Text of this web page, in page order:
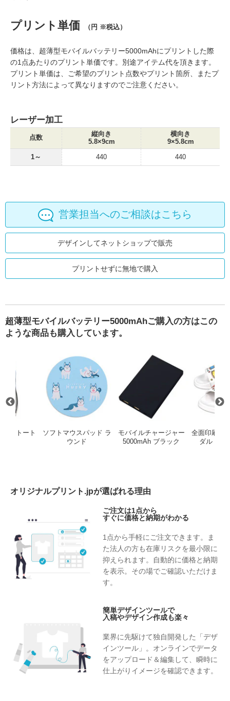
プリント単価 （円 ※税込）
価格は、超薄型モバイルバッテリー5000mAhにプリントした際
の1点あたりのプリント単価です。別途アイテム代を頂きます。
プリント単価は、ご希望のプリント点数やプリント箇所、またプ
リント方法によって異なりますのでご注意ください。
レーザー加工
点数
縦向き
5.8×9cm
横向き
9×5.8cm
1～ 440 440
営業担当へのご相談はこちら
デザインしてネットショップで販売
プリントせずに無地で購入
超薄型モバイルバッテリー5000mAhご購入の方はこの
ような商品も購入しています。
ルリト デイリーバッグ TR-1201
ントート
メッシュライントート（LL）
ソフトマウスパッド ラ
ウンド
ソフトマウスパッド ラウンド
モバイルチャージャー
5000mAh ブラック
全面印刷 シ
ダル（ホ
オリジナルプリント.jpが選ばれる理由
ご注文は1点から
すぐに価格と納期がわかる
1点から手軽にご注文できます。ま
た法人の方も在庫リスクを最小限に
抑えられます。自動的に価格と納期
を表示。その場でご確認いただけま
す。
簡単デザインツールで
入稿やデザイン作成も楽々
業界に先駆けて独自開発した「デザ
インツール」。オンラインでデータ
をアップロード＆編集して、瞬時に
仕上がりイメージを確認できます。